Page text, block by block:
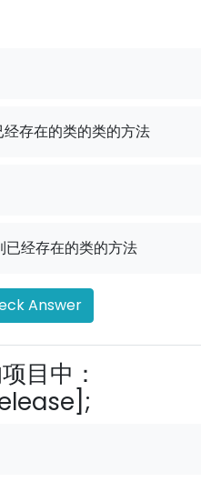
存在的类的类的方法
经存在的类的方法
Answer
目中：